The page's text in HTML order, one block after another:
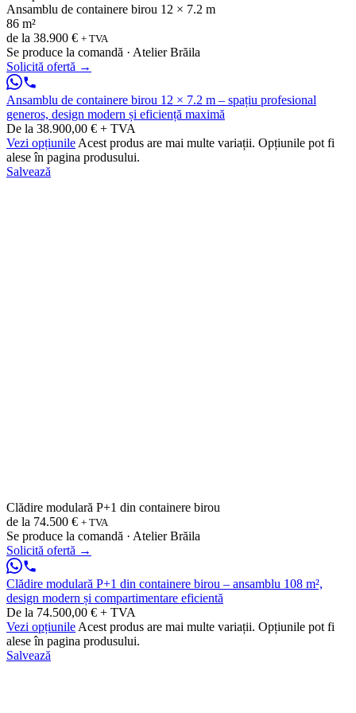
Ansamblu de containere birou 12 × 7.2 m
86 m²
de la 38.900 € + TVA
Se produce la comandă · Atelier Brăila
Solicită ofertă →
Ansamblu de containere birou 12 × 7.2 m – spațiu profesional
generos, design modern și eficiență maximă
De la 38.900,00 € + TVA
Vezi opțiunile Acest produs are mai multe variații. Opțiunile pot fi
alese în pagina produsului.
Salvează
Clădire modulară P+1 din containere birou
de la 74.500 € + TVA
Se produce la comandă · Atelier Brăila
Solicită ofertă →
Clădire modulară P+1 din containere birou – ansamblu 108 m²,
design modern și compartimentare eficientă
De la 74.500,00 € + TVA
Vezi opțiunile Acest produs are mai multe variații. Opțiunile pot fi
alese în pagina produsului.
Salvează